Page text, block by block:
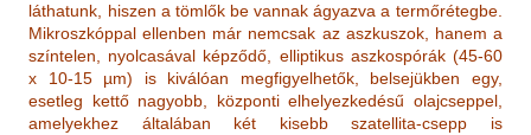
láthatunk, hiszen a tömlők be vannak ágyazva a termőrétegbe.
Mikroszkóppal ellenben már nemcsak az aszkuszok, hanem a
színtelen, nyolcasával képződő, elliptikus aszkospórák (45-60
x 10-15 µm) is kiválóan megfigyelhetők, belsejükben egy,
esetleg kettő nagyobb, központi elhelyezkedésű olajcseppel,
amelyekhez általában két kisebb szatellita-csepp is